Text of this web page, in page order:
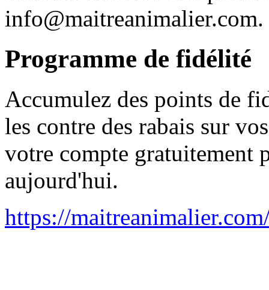
info@maitreanimalier.com.
Programme de fidélité
Accumulez des points de
les contre des rabais sur
votre compte gratuitement
aujourd'hui.
https://